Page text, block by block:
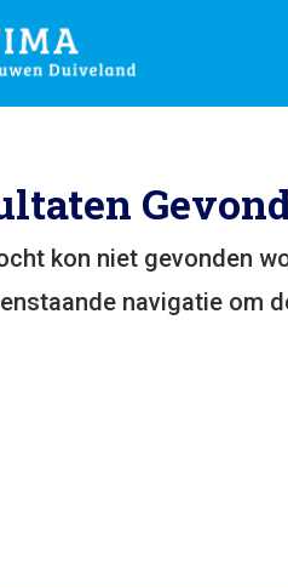
kon niet gevonden
navigatie om